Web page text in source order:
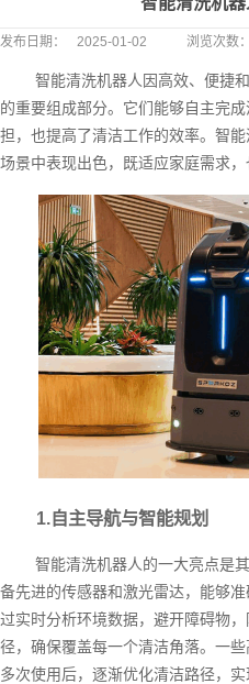
发布日期： 2025-01-02 浏览次数：
智能清洗机器人因高效、便捷
的重要组成部分。它们能够自主完
担，也提高了清洁工作的效率。智
场景中表现出色，既适应家庭需求，
1.自主导航与智能规划
智能清洗机器人的一大亮点是
备先进的传感器和激光雷达，能够
过实时分析环境数据，避开障碍物
径，确保覆盖每一个清洁角落。一
多次使用后，逐渐优化清洁路径，实